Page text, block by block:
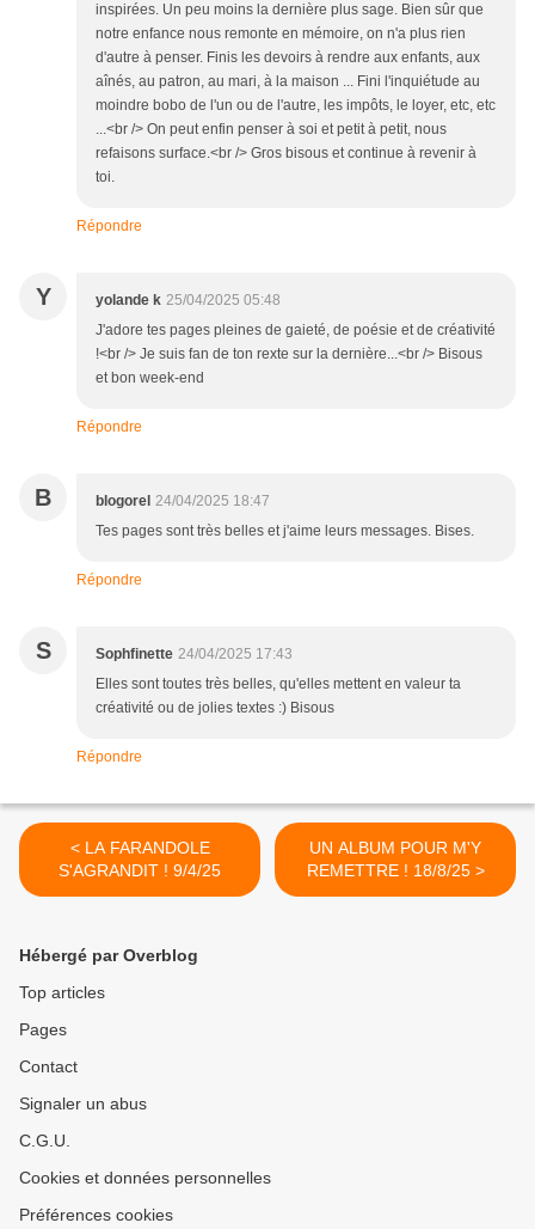
inspirées. Un peu moins la dernière plus sage. Bien sûr que
notre enfance nous remonte en mémoire, on n'a plus rien
d'autre à penser. Finis les devoirs à rendre aux enfants, aux
aînés, au patron, au mari, à la maison ... Fini l'inquiétude au
moindre bobo de l'un ou de l'autre, les impôts, le loyer, etc, etc
...<br /> On peut enfin penser à soi et petit à petit, nous
refaisons surface.<br /> Gros bisous et continue à revenir à
toi.
Répondre
Y yolande k 25/04/2025 05:48
J'adore tes pages pleines de gaieté, de poésie et de créativité
!<br /> Je suis fan de ton rexte sur la dernière...<br /> Bisous
et bon week-end
Répondre
B blogorel 24/04/2025 18:47
Tes pages sont très belles et j'aime leurs messages. Bises.
Répondre
S Sophfinette 24/04/2025 17:43
Elles sont toutes très belles, qu'elles mettent en valeur ta
créativité ou de jolies textes :) Bisous
Répondre
< LA FARANDOLE
S'AGRANDIT ! 9/4/25
UN ALBUM POUR M'Y
REMETTRE ! 18/8/25 >
Hébergé par Overblog
Top articles
Pages
Contact
Signaler un abus
C.G.U.
Cookies et données personnelles
Préférences cookies